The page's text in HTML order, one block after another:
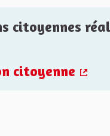
citoyennes
citoyenne